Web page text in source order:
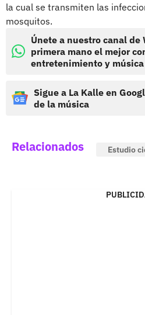
la cual se transmiten las
mosquitos.
Únete a nuestro canal
primera mano el mejor
entretenimiento y música
Sigue a La Kalle en
de la música
Relacionados Estudio